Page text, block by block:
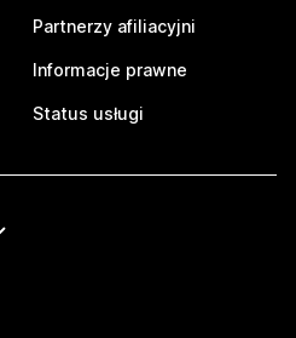
Partnerzy afiliacyjni
Informacje prawne
Status usługi